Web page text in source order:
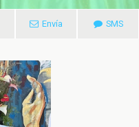
Envía SMS